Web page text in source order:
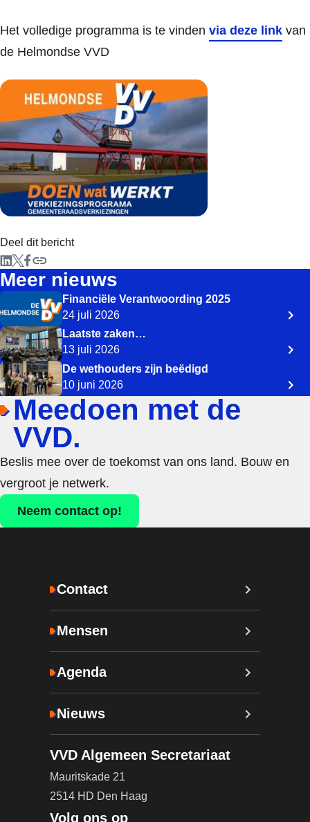
Het volledige programma is te vinden via deze link van
de Helmondse VVD
Deel dit bericht
Meer nieuws
Financiële Verantwoording 2025
24 juli 2026
Laatste zaken…
13 juli 2026
De wethouders zijn beëdigd
10 juni 2026
Meedoen met de
VVD.
Beslis mee over de toekomst van ons land. Bouw en
vergroot je netwerk.
Neem contact op!
Contact
Mensen
Agenda
Nieuws
VVD Algemeen Secretariaat
Mauritskade 21
2514 HD Den Haag
Volg ons op